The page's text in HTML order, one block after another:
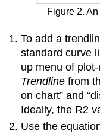
Figure 2.
To add a
standard curve
up menu of
Trendline from
on chart” and
Ideally, the R2
Use the